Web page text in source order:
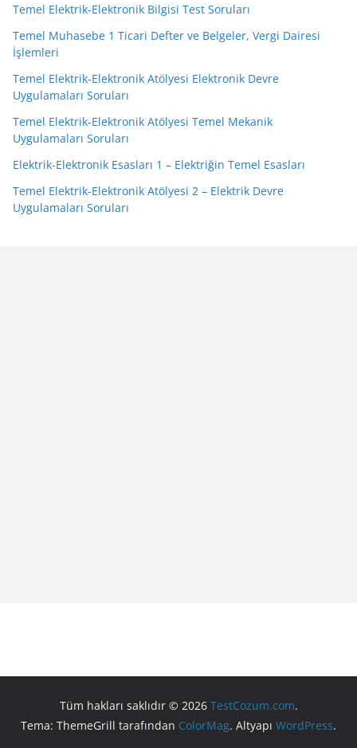
Temel Elektrik-Elektronik Bilgisi Test Soruları
Temel Muhasebe 1 Ticari Defter ve Belgeler, Vergi Dairesi
İşlemleri
Temel Elektrik-Elektronik Atölyesi Elektronik Devre
Uygulamaları Soruları
Temel Elektrik-Elektronik Atölyesi Temel Mekanik
Uygulamaları Soruları
Elektrik-Elektronik Esasları 1 – Elektriğin Temel Esasları
Temel Elektrik-Elektronik Atölyesi 2 – Elektrik Devre
Uygulamaları Soruları
Tüm hakları saklıdır © 2026 TestCozum.com.
Tema: ThemeGrill tarafından ColorMag. Altyapı WordPress.